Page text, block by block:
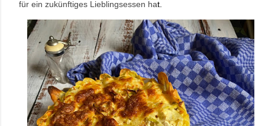
für ein zukünftiges Lieblingsessen hat.